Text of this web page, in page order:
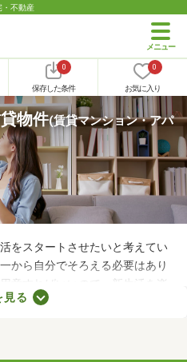
・不動産
0
保存した条件
0
お気に入り
物件(賃貸マンション・アパ
をスタートさせたいと考えてい
から自分でそろえる必要はあり
意すればいいので、新生活を楽
・家具付きの物件を紹介しま
ょう。
見る